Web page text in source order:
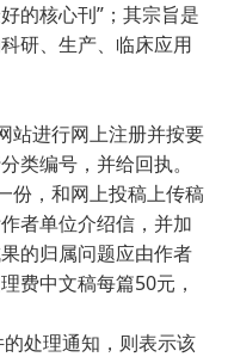
的核心刊”；其宗旨是
研、生产、临床应用
进行网上注册并按要
类编号，并给回执。
，和网上投稿上传稿
者单位介绍信，并加
的归属问题应由作者
费中文稿每篇50元，
处理通知，则表示该